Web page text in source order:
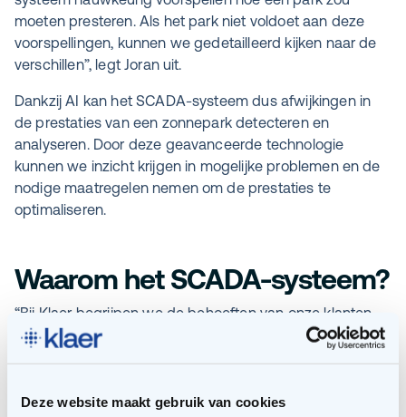
Deze website maakt gebruik van cookies
moeten presteren. Als het park niet voldoet aan deze
voorspellingen, kunnen we gedetailleerd kijken naar de
verschillen”, legt Joran uit.
Dankzij AI kan het SCADA-systeem dus afwijkingen in
de prestaties van een zonnepark detecteren en
analyseren. Door deze geavanceerde technologie
kunnen we inzicht krijgen in mogelijke problemen en de
nodige maatregelen nemen om de prestaties te
optimaliseren.
Waarom het SCADA-systeem?
“Bij Klaer begrijpen we de behoeften van onze klanten.
Met onze expertise streven we ernaar om jouw assets in
het verdient. Echter, hiervoor hebben we het juiste